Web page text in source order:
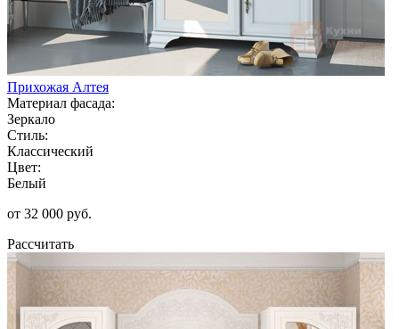
Прихожая Алтея
Материал фасада:
Зеркало
Стиль:
Классический
Цвет:
Белый
от 32 000 руб.
Рассчитать